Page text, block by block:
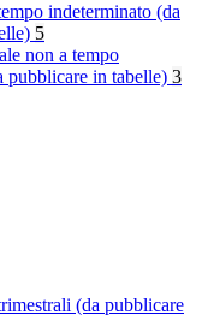
indeterminato (da
5
non a tempo
pubblicare in tabelle) 3
(da pubblicare